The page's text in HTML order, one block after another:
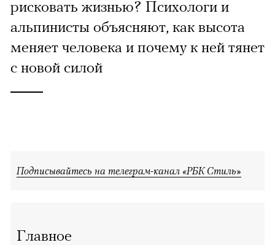
рисковать жизнью? Психологи и
альпинисты объясняют, как высота
меняет человека и почему к ней тянет
с новой силой
Подписывайтесь на телеграм-канал «РБК Стиль»
Главное